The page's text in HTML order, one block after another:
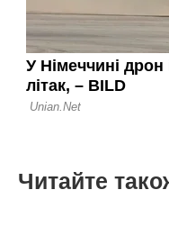
Читайте